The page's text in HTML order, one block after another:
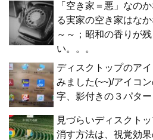
「空き家＝悪」なの
る実家の空き家はな
～～；昭和の香りが
い。。。
ディスクトップのア
みました(~~)/アイコ
字、影付きの３パタ
見づらいディスクト
消す方法は、視覚効